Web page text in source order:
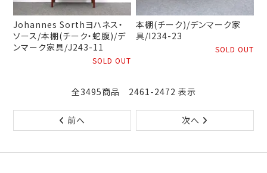
Johannes Sorthヨハネス・
ソース/本棚(チーク・蛇腹)/デ
ンマーク家具/J243-11
SOLD OUT
本棚(チーク)/デンマーク家
具/I234-23
SOLD OUT
全3495商品 2461-2472 表示
前へ 次へ